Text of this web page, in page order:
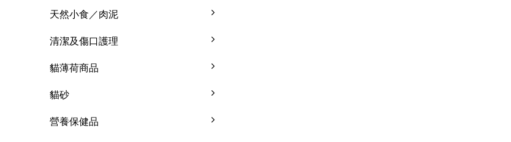
天然小食／肉泥
清潔及傷口護理
貓薄荷商品
貓砂
營養保健品